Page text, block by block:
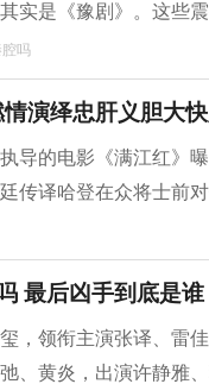
实是《豫剧》。这些
吗
情演绎忠肝义胆大
导的电影《满江红》
传译哈登在众将士前对
最后凶手到底是谁
，领衔主演张译、雷
、黄炎，出演许静雅